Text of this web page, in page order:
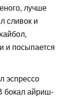
лучше
сливок и
и посыпается
эспрессо
бокал айриш-